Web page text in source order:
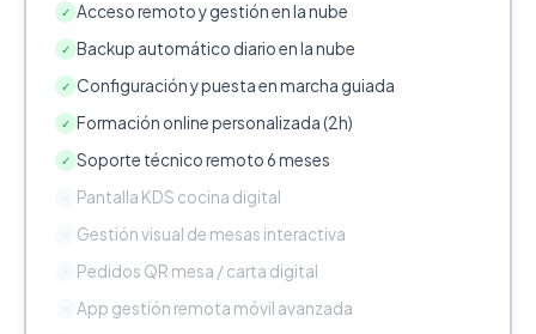
✓ Acceso remoto y gestión en la nube
✓ Backup automático diario en la nube
✓ Configuración y puesta en marcha guiada
✓ Formación online personalizada (2h)
✓ Soporte técnico remoto 6 meses
Pantalla KDS cocina digital
Gestión visual de mesas interactiva
Pedidos QR mesa / carta digital
App gestión remota móvil avanzada